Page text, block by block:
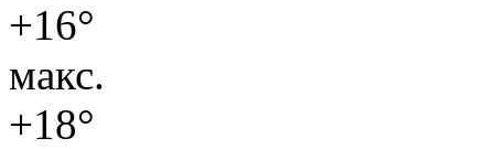
+16°
макс.
+18°